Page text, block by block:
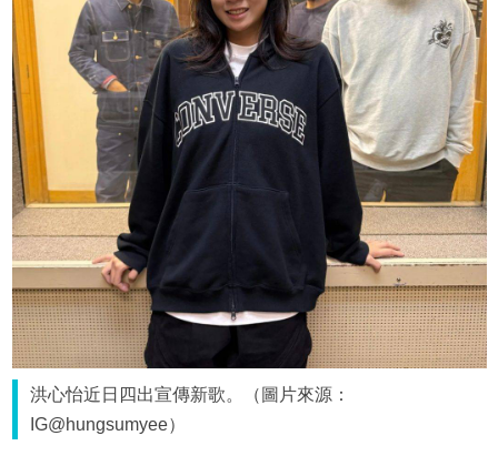
洪心怡近日四出宣傳新歌。（圖片來源：
IG@hungsumyee）